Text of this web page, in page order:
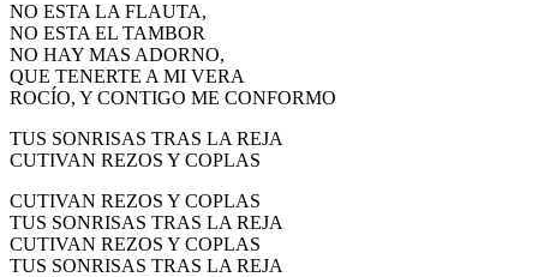
NO ESTA LA FLAUTA,
NO ESTA EL TAMBOR
NO HAY MAS ADORNO,
QUE TENERTE A MI VERA
ROCÍO, Y CONTIGO ME CONFORMO
TUS SONRISAS TRAS LA REJA
CUTIVAN REZOS Y COPLAS
CUTIVAN REZOS Y COPLAS
TUS SONRISAS TRAS LA REJA
CUTIVAN REZOS Y COPLAS
TUS SONRISAS TRAS LA REJA